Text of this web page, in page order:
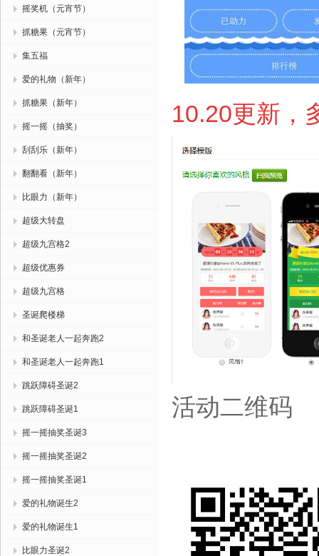
摇奖机（元宵节）
抓糖果（元宵节）
集五福
爱的礼物（新年）
抓糖果（新年）
摇一摇（抽奖）
刮刮乐（新年）
翻翻看（新年）
比眼力（新年）
超级大转盘
超级九宫格2
超级优惠券
超级九宫格
圣诞爬楼梯
和圣诞老人一起奔跑2
和圣诞老人一起奔跑1
跳跃障碍圣诞2
跳跃障碍圣诞1
摇一摇抽奖圣诞3
摇一摇抽奖圣诞2
摇一摇抽奖圣诞1
爱的礼物诞生2
爱的礼物诞生1
比眼力圣诞2
10.20更新，
活动二维码